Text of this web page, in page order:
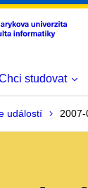
studovat
událostí